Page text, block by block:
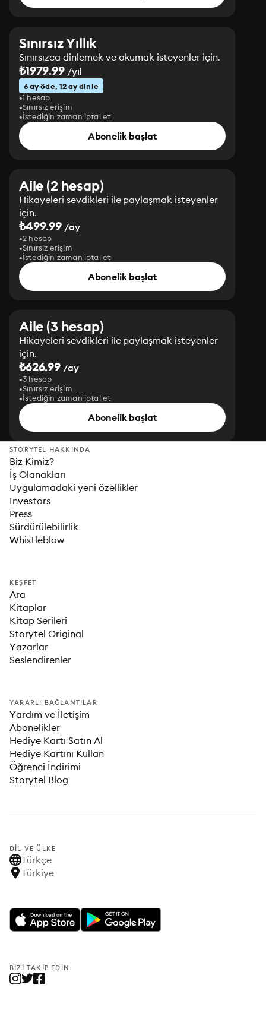
Sınırsız Yıllık
Sınırsızca dinlemek ve okumak isteyenler için.
₺1979.99/yıl
6 ay öde, 12 ay dinle
1 hesap
Sınırsız erişim
İstediğin zaman iptal et
Abonelik başlat
Aile (2 hesap)
Hikayeleri sevdikleri ile paylaşmak isteyenler
için.
₺499.99 /ay
2 hesap
Sınırsız erişim
İstediğin zaman iptal et
Abonelik başlat
Aile (3 hesap)
Hikayeleri sevdikleri ile paylaşmak isteyenler
için.
₺626.99 /ay
3 hesap
Sınırsız erişim
İstediğin zaman iptal et
Abonelik başlat
STORYTEL HAKKINDA
Biz Kimiz?
İş Olanakları
Uygulamadaki yeni özellikler
Investors
Press
Sürdürülebilirlik
Whistleblow
KEŞFET
Ara
Kitaplar
Kitap Serileri
Storytel Original
Yazarlar
Seslendirenler
YARARLI BAĞLANTILAR
Yardım ve İletişim
Abonelikler
Hediye Kartı Satın Al
Hediye Kartını Kullan
Öğrenci İndirimi
Storytel Blog
DIL VE ÜLKE
Türkçe
Türkiye
BIZI TAKIP EDIN